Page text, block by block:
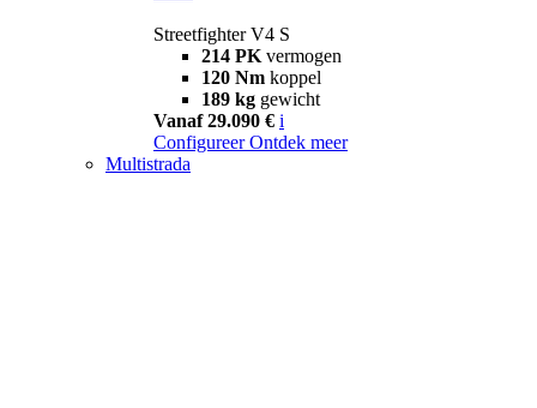
Streetfighter V4 S
214 PK vermogen
120 Nm koppel
189 kg gewicht
Vanaf 29.090 € i
Configureer Ontdek meer
Multistrada